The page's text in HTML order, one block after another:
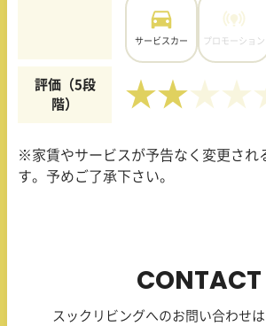
サービスカー プロモーション
評価（5段
階）
★★
※家賃やサービスが予告なく変更され
す。予めご了承下さい。
CONTACT
スックリビングへのお問い合わせは